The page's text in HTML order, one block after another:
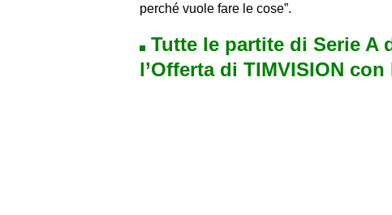
perché vuole fare le cose”.
Tutte le partite di Serie A
l’Offerta di TIMVISION con